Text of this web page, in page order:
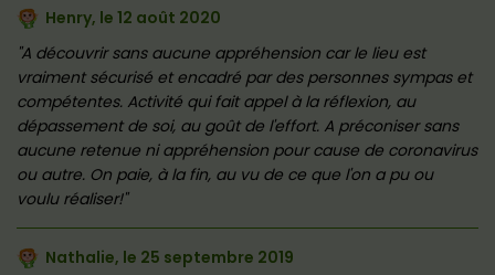
Henry, le 12 août 2020
A découvrir sans aucune appréhension car le lieu est
vraiment sécurisé et encadré par des personnes sympas et
compétentes. Activité qui fait appel à la réflexion, au
dépassement de soi, au goût de l'effort. A préconiser sans
aucune retenue ni appréhension pour cause de coronavirus
ou autre. On paie, à la fin, au vu de ce que l'on a pu ou
voulu réaliser!
Nathalie, le 25 septembre 2019